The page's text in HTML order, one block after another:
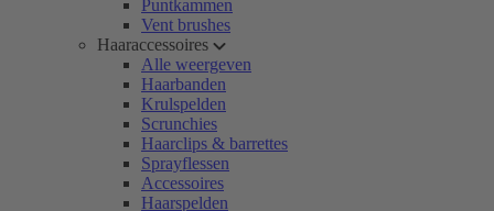
Puntkammen
Vent brushes
Haaraccessoires
Alle weergeven
Haarbanden
Krulspelden
Scrunchies
Haarclips & barrettes
Sprayflessen
Accessoires
Haarspelden